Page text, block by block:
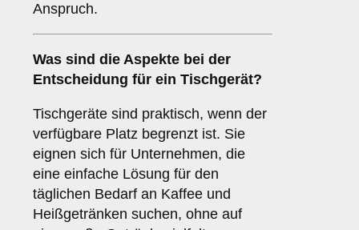
Anspruch.
Was sind die Aspekte bei der
Entscheidung für ein Tischgerät?
Tischgeräte sind praktisch, wenn der
verfügbare Platz begrenzt ist. Sie
eignen sich für Unternehmen, die
eine einfache Lösung für den
täglichen Bedarf an Kaffee und
Heißgetränken suchen, ohne auf